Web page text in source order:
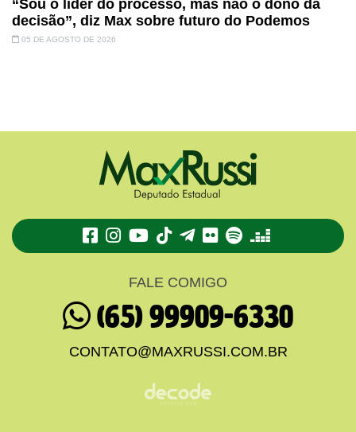
“Sou o líder do processo, mas não o dono da
decisão”, diz Max sobre futuro do Podemos
05 DE AGOSTO DE 2026
TikTokTelegram
FlickrSpotifyDeezer
FALE COMIGO
(65) 99909-6330
CONTATO@MAXRUSSI.COM.BR